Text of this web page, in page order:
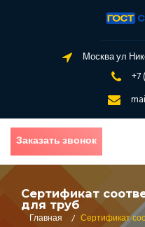
Москва ул
+7
Заказать звонок
Сертификат
для труб
Главная
/ Сертификат